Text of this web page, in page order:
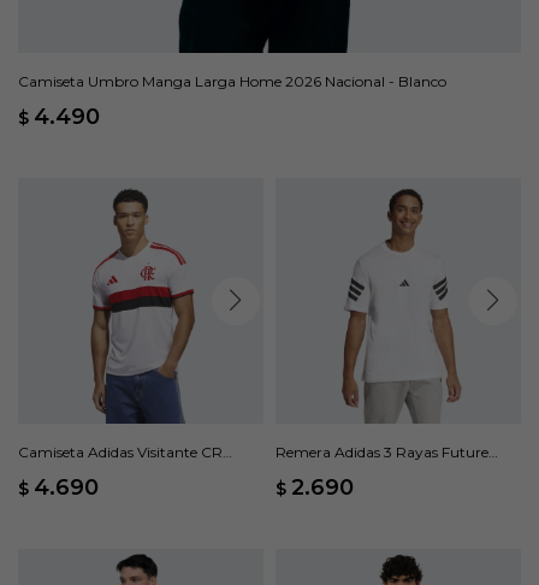
Camiseta Umbro Manga Larga Home 2026 Nacional - Blanco
$ 4.490
Camiseta Adidas Visitante CR
$ 4.690
Remera Adidas 3 Rayas Future
$ 2.690